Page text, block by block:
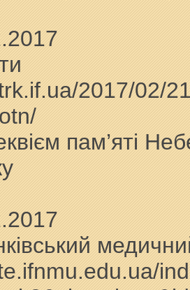
2017/02/
пам’яті